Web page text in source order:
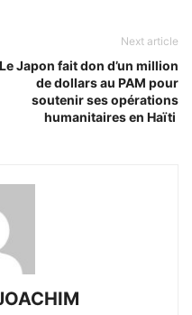
Next article
Le Japon fait don d’un million
de dollars au PAM pour
soutenir ses opérations
humanitaires en Haïti